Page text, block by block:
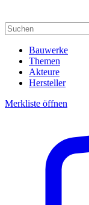
Bauwerke
Themen
Akteure
Hersteller
Merkliste öffnen